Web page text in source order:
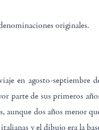
originales.
en agosto-septiembre
parte de sus primeros
aunque dos años menor
y el dibujo era la